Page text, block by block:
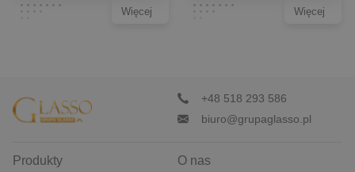
Więcej Więcej
+48 518 293 586
biuro@grupaglasso.pl
Produkty
O nas